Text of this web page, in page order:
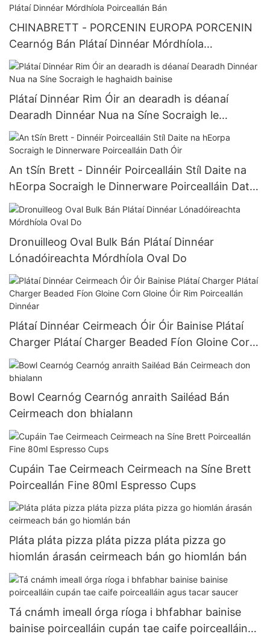
CHINABRETT - PORCENIN EUROPA PORCENIN
Cearnóg Bán Plátaí Dinnéar Mórdhíola
Poirceallán Bán
Plátaí Dinnéar Rim Óir an dearadh is déanaí
Dearadh Dinnéar Nua na Síne Socraigh le
haghaidh bainise
An tSín Brett - Dinnéir Poircealláin Stíl Daite na
hEorpa Socraigh le Dinnerware Poircealláin Dath
Óir
Dronuilleog Oval Bulk Bán Plátaí Dinnéar
Lónadóireachta Mórdhíola Oval Do
Plátaí Dinnéar Ceirmeach Óir Óir Bainise Plátaí
Charger Plátaí Charger Beaded Fíon Gloine Corn
Gloine Óir Rim Poirceallán Dinnéar
Bowl Cearnóg Cearnóg anraith Sailéad Bán
Ceirmeach don bhialann
Cupáin Tae Ceirmeach Ceirmeach na Síne Brett
Poirceallán Fine 80ml Espresso Cups
Pláta pláta pizza pláta pizza pláta pizza go
hiomlán árasán ceirmeach bán go hiomlán bán
Tá cnámh imeall órga ríoga i bhfabhar bainise
bainise poircealláin cupán tae caife poircealláin